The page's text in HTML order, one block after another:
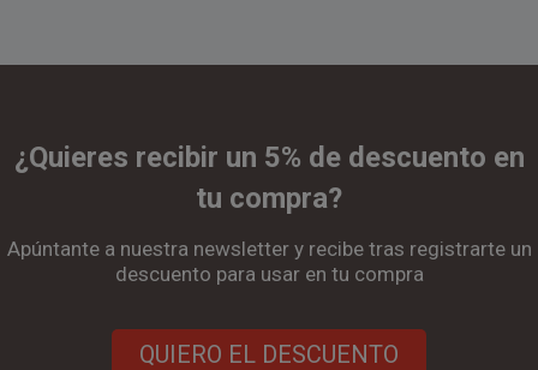
¿Quieres recibir un 5% de descuento en
tu compra?
Apúntante a nuestra newsletter y recibe tras registrarte un
descuento para usar en tu compra
QUIERO EL DESCUENTO